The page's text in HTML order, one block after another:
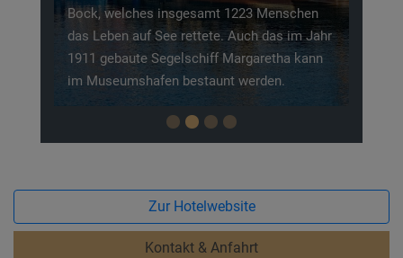
Bock, welches insgesamt 1223 Menschen
das Leben auf See rettete. Auch das im Jahr
1911 gebaute Segelschiff Margaretha kann
im Museumshafen bestaunt werden.
Zur Hotelwebsite
Kontakt & Anfahrt